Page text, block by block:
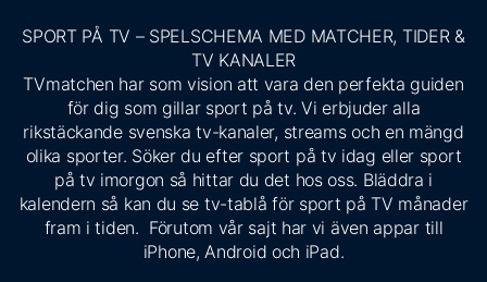
SPORT PÅ TV – SPELSCHEMA MED MATCHER, TIDER &
TV KANALER
TVmatchen har som vision att vara den perfekta guiden
för dig som gillar sport på tv. Vi erbjuder alla
rikstäckande svenska tv-kanaler, streams och en mängd
olika sporter. Söker du efter sport på tv idag eller sport
på tv imorgon så hittar du det hos oss. Bläddra i
kalendern så kan du se tv-tablå för sport på TV månader
fram i tiden. Förutom vår sajt har vi även appar till
iPhone, Android och iPad.